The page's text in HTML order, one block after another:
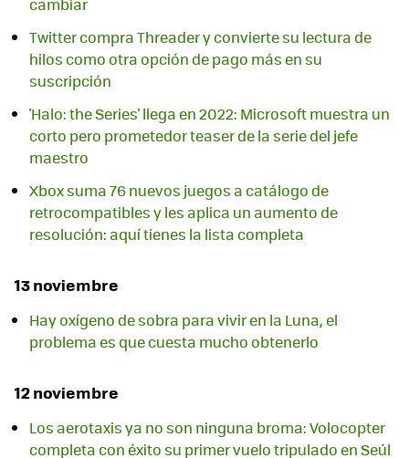
Twitter compra Threader y convierte su lectura de
hilos como otra opción de pago más en su
suscripción
'Halo: the Series' llega en 2022: Microsoft muestra un
corto pero prometedor teaser de la serie del jefe
maestro
Xbox suma 76 nuevos juegos a catálogo de
retrocompatibles y les aplica un aumento de
resolución: aquí tienes la lista completa
13 noviembre
Hay oxígeno de sobra para vivir en la Luna, el
problema es que cuesta mucho obtenerlo
12 noviembre
Los aerotaxis ya no son ninguna broma: Volocopter
completa con éxito su primer vuelo tripulado en Seúl